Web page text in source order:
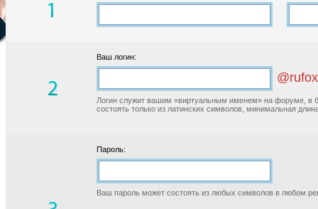
Ваш логин:
Логин служит вашим «виртуальным именем» на форуме, в
состоять только из латинских символов, минимальная
Пароль:
Ваш пароль может состоять из любых символов в любом